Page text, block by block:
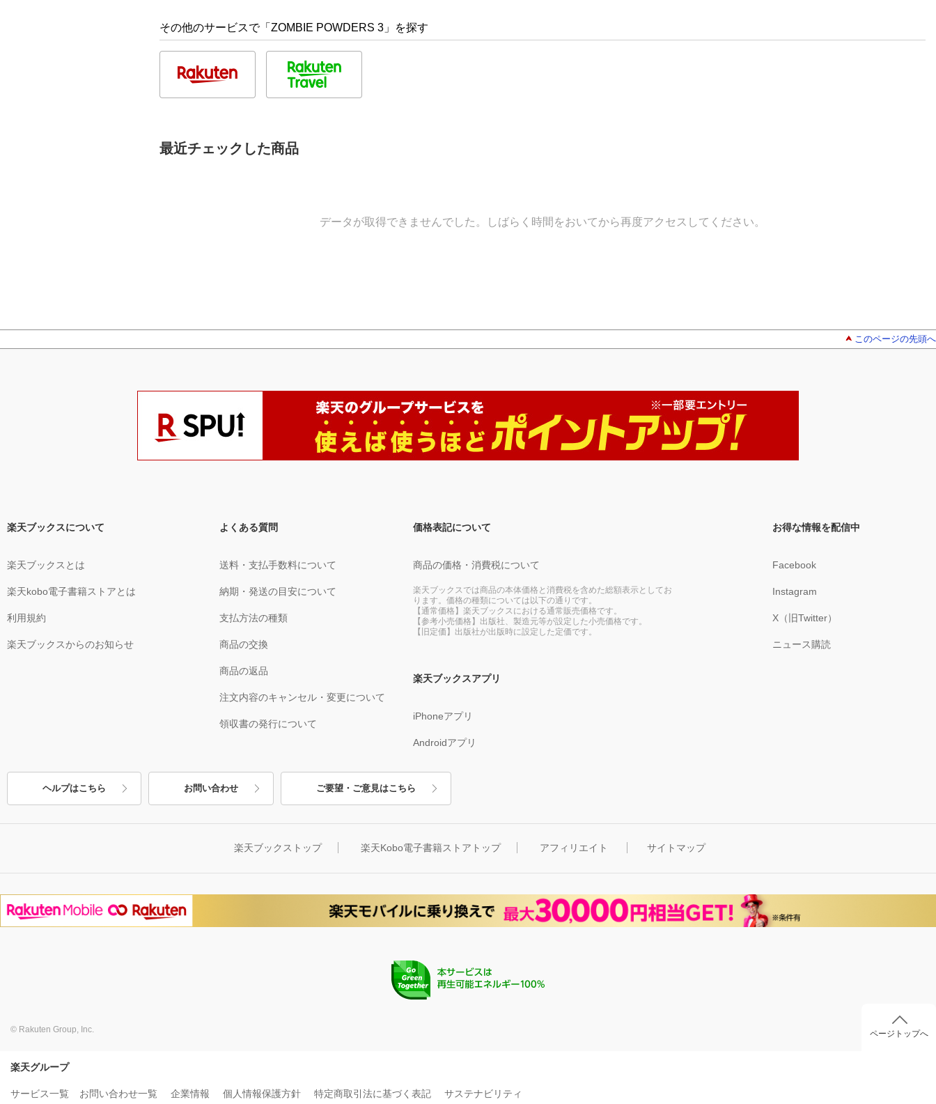
その他のサービスで「ZOMBIE POWDERS 3」を探す
最近チェックした商品
データが取得できませんでした。しばらく時間をおいてから再度アクセスしてください。
このページの先頭へ
楽天ブックスについて
楽天ブックスとは
楽天kobo電子書籍ストアとは
利用規約
楽天ブックスからのお知らせ
よくある質問
送料・支払手数料について
納期・発送の目安について
支払方法の種類
商品の交換
商品の返品
注文内容のキャンセル・変更について
領収書の発行について
価格表記について
商品の価格・消費税について
楽天ブックスでは商品の本体価格と消費税を含めた総額表示としてお
ります。価格の種類については以下の通りです。
【通常価格】楽天ブックスにおける通常販売価格です。
【参考小売価格】出版社、製造元等が設定した小売価格です。
【旧定価】出版社が出版時に設定した定価です。
楽天ブックスアプリ
iPhoneアプリ
Androidアプリ
お得な情報を配信中
Facebook
Instagram
X（旧Twitter）
ニュース購読
ヘルプはこちら お問い合わせ ご要望・ご意見はこちら
楽天ブックストップ 楽天Kobo電子書籍ストアトップ アフィリエイト サイトマップ
© Rakuten Group, Inc. ページトップへ
楽天グループ
サービス一覧 お問い合わせ一覧 企業情報 個人情報保護方針 特定商取引法に基づく表記 サステナビリティ